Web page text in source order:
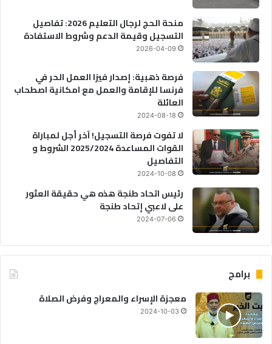
منحة الحج لرجال التعليم 2026: تفاصيل
التسجيل وقيمة الدعم وشروط الاستفادة
2026-04-09
فرصة ذهبية: إصدار فيزا العمل الحر في
فرنسا للإقامة والعمل مع امكانية اصطحاب
العائلة
2024-08-18
لا تفوت فرصة التسجيل! آخر أجل لمباراة
القوات المساعدة 2025/2024 الشروط و
التفاصيل
2024-10-08
رئيس اتحاد طنجة هذه هي حقيقة العثور
على لاعبي إتحاد طنجة
2024-07-06
برامج
معجزة الإسراء والمعراج وفرض الصلاة
2024-10-03